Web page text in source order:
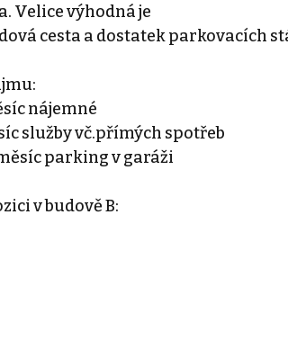
Velice výhodná je
cesta a dostatek parkovacích
nájemné
služby vč.přímých spotřeb
parking v garáži
v budově B: